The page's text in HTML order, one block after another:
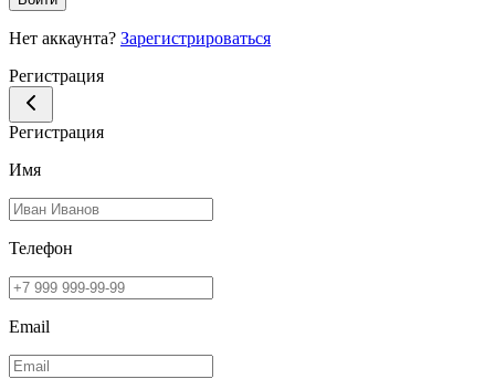
Нет аккаунта? Зарегистрироваться
Регистрация
Регистрация
Имя
Телефон
Email